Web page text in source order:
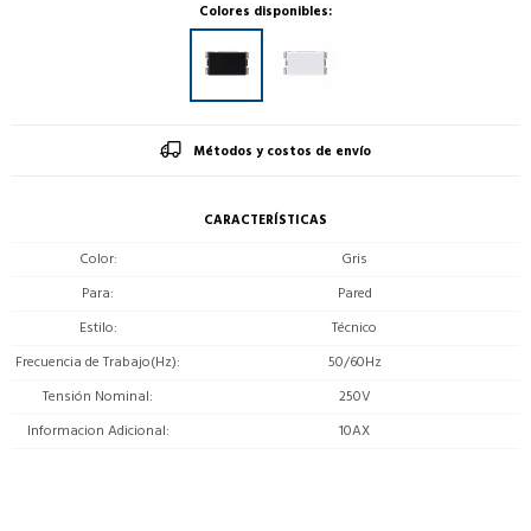
Colores disponibles:
Métodos y costos de envío
CARACTERÍSTICAS
Color
Gris
Para
Pared
Estilo
Técnico
Frecuencia de Trabajo(Hz)
50/60Hz
Tensión Nominal
250V
Informacion Adicional
10AX